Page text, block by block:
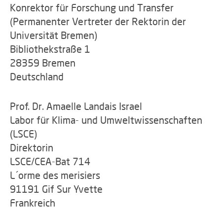
Konrektor für Forschung und Transfer
(Permanenter Vertreter der Rektorin der
Universität Bremen)
Bibliothekstraße 1
28359 Bremen
Deutschland
Prof. Dr. Amaelle Landais Israel
Labor für Klima- und Umweltwissenschaften
(LSCE)
Direktorin
LSCE/CEA-Bat 714
L´orme des merisiers
91191 Gif Sur Yvette
Frankreich